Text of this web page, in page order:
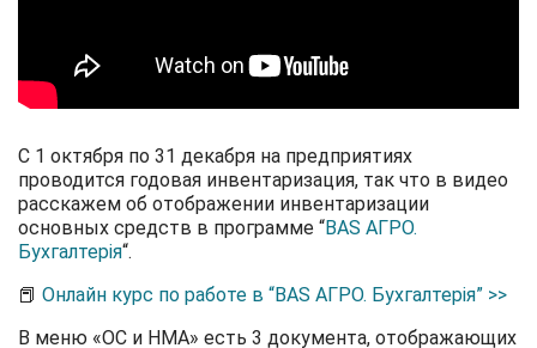
С 1 октября по 31 декабря на предприятиях
проводится годовая инвентаризация, так что в видео
расскажем об отображении инвентаризации
основных средств в программе “BAS АГРО.
Бухгалтерія“.
📕 Онлайн курс по работе в “BAS АГРО. Бухгалтерія” >>
В меню «ОС и НМА» есть 3 документа, отображающих